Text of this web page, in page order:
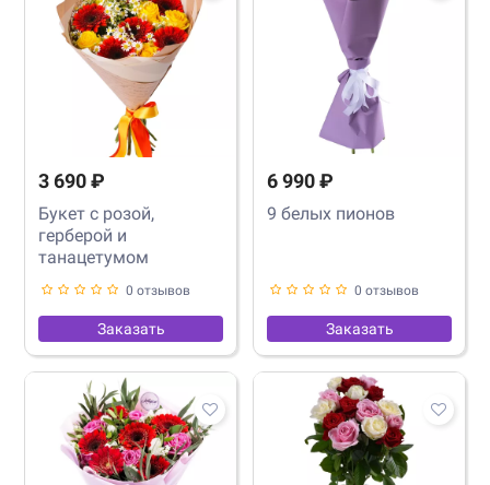
3 690 ₽
Букет с розой,
герберой и
танацетумом
0 отзывов
Заказать
6 990 ₽
9 белых пионов
0 отзывов
Заказать